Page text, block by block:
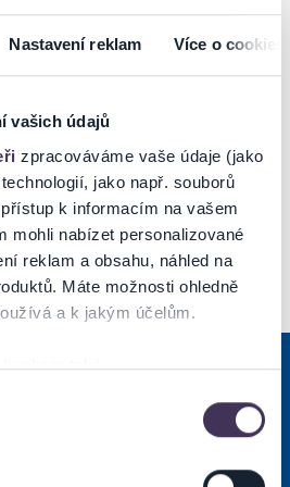
Nastavení reklam Více o cookies
vašich údajů
zpracováváme vaše údaje (jako
jako např. souborů
k informacím na vašem
mohli nabízet personalizované
reklam a obsahu, náhled na
Máte možnosti ohledně
a k jakým účelům.
také:
na několik metrů
charakteristiky (otisk prstu)
ODBERU NOVINIEK
a doručte si najnovšie špeciálne